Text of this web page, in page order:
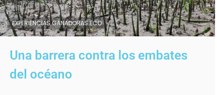
EXPERIENCIAS GANADORAS ECO
Una barrera contra los embates
del océano